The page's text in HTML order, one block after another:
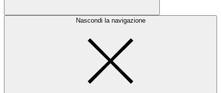
Nascondi la navigazione